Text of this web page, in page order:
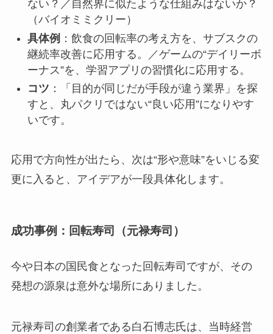
ない？／自然界に似たような仕組みはないか？
（バイオミミクリー）
具体例 ：飲食の回転率の考え方を、サブスクの
継続率改善に応用する。／ゲームの“デイリーボ
ーナス”を、学習アプリの習慣化に応用する。
コツ ：「目的が同じだが手段が違う業界」を探
すと、丸パクリではない“良い応用”になりやす
いです。
応用で方向性が出たら、次は“形や意味”をいじる変
更に入ると、アイデアが一段具体化します。
成功事例：回転寿司（元禄寿司）
今や日本の国民食となった回転寿司ですが、その
発想の源泉は意外な場所にありました。
元禄寿司の創業者である白石博志氏は、当時経営